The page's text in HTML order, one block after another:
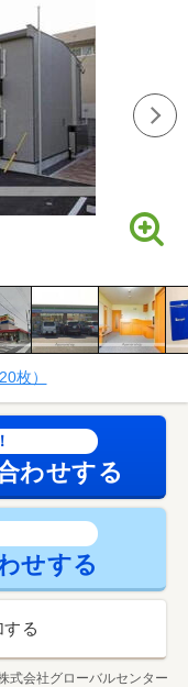
枚）
わせする
せする
る
会社グローバルセンター